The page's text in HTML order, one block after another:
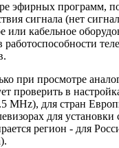
эфирных программ,
сигнала (нет
или кабельное
при просмотре
проверить в
MHz), для стран
для установки
регион - для